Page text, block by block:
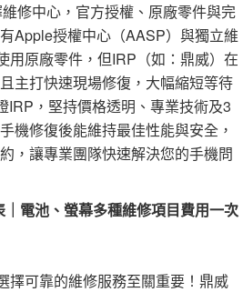
修中心，官方授權、原廠零件與完
Apple授權中心（AASP）與獨立維
用原廠零件，但IRP（如：鼎威）在
主打快速現場修復，大幅縮短等待
IRP，堅持價格透明、專業技術及3
機修復後能維持最佳性能與安全，
，讓專業團隊快速解決您的手機問
電池、螢幕多種維修項目費用一次
擇可靠的維修服務至關重要！鼎威